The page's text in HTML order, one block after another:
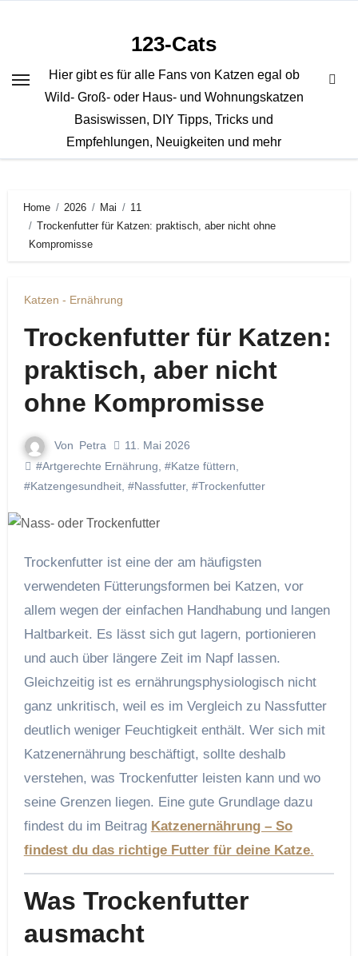
123-Cats
Hier gibt es für alle Fans von Katzen egal ob
Wild- Groß- oder Haus- und Wohnungskatzen
Basiswissen, DIY Tipps, Tricks und
Empfehlungen, Neuigkeiten und mehr
Home 2026 Mai
11
Trockenfutter für Katzen: praktisch, aber nicht ohne
Kompromisse
Katzen - Ernährung
Trockenfutter für Katzen:
praktisch, aber nicht
ohne Kompromisse
Von Petra
11. Mai 2026
#Artgerechte Ernährung #Katze füttern
#Katzengesundheit, #Nassfutter, #Trockenfutter
Trockenfutter ist eine der am häufigsten
verwendeten Fütterungsformen bei Katzen, vor
allem wegen der einfachen Handhabung und langen
Haltbarkeit. Es lässt sich gut lagern, portionieren
und auch über längere Zeit im Napf lassen.
Gleichzeitig ist es ernährungsphysiologisch nicht
ganz unkritisch, weil es im Vergleich zu Nassfutter
deutlich weniger Feuchtigkeit enthält. Wer sich mit
Katzenernährung beschäftigt, sollte deshalb
verstehen, was Trockenfutter leisten kann und wo
seine Grenzen liegen. Eine gute Grundlage dazu
findest du im Beitrag Katzenernährung – So
findest du das richtige Futter für deine Katze.
Was Trockenfutter
ausmacht